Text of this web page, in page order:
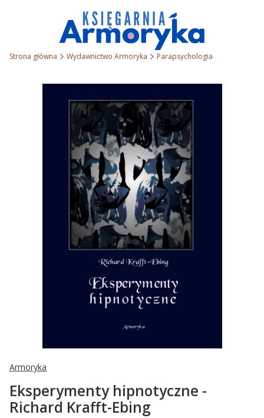
Strona główna Wydawnictwo Armoryka Parapsychologia
Armoryka
Eksperymenty hipnotyczne -
Richard Krafft-Ebing